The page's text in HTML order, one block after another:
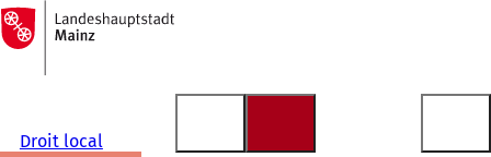
Accéder au contenu
Vers
la
page
d'accueil
Droit local